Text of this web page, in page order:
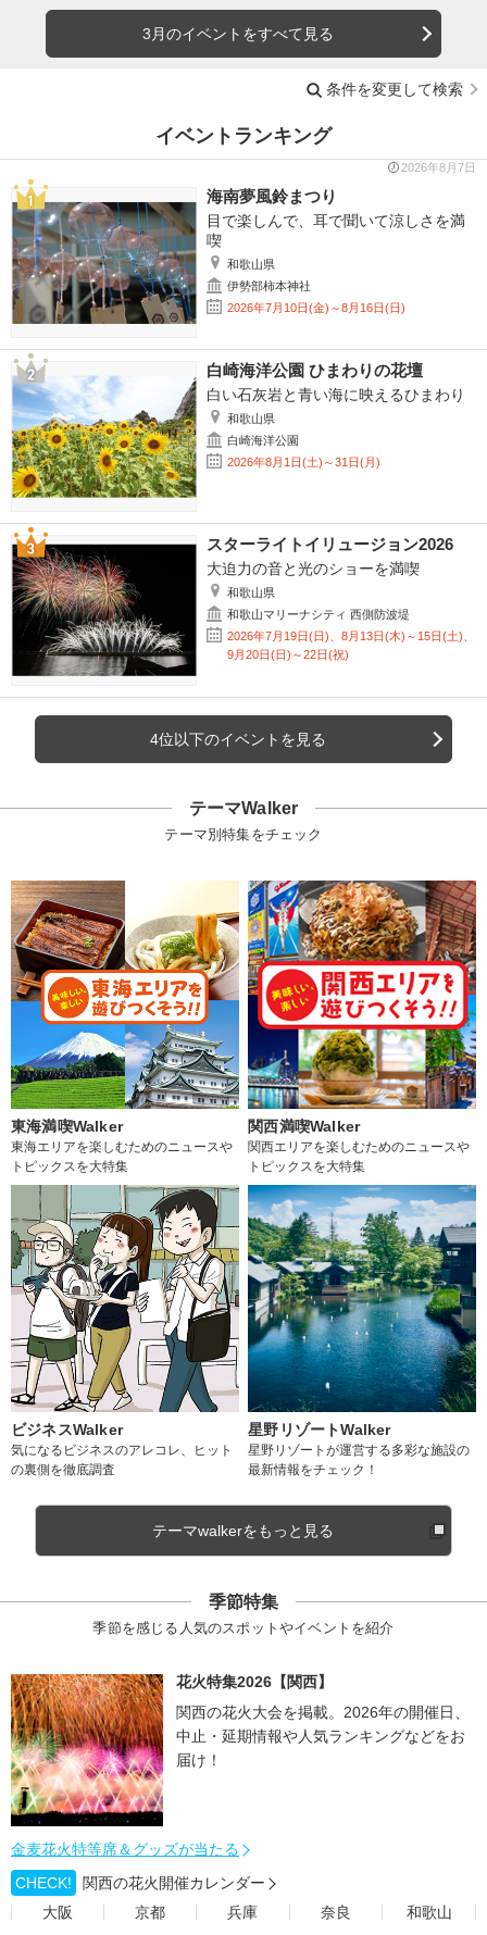
3月のイベントをすべて見る
条件を変更して検索
イベントランキング
2026年8月7日
海南夢風鈴まつり
目で楽しんで、耳で聞いて涼しさを満
喫
和歌山県
伊勢部柿本神社
2026年7月10日(金)～8月16日(日)
白崎海洋公園 ひまわりの花壇
白い石灰岩と青い海に映えるひまわり
和歌山県
白崎海洋公園
2026年8月1日(土)～31日(月)
スターライトイリュージョン2026
大迫力の音と光のショーを満喫
和歌山県
和歌山マリーナシティ 西側防波堤
2026年7月19日(日)、8月13日(木)～15日(土)、
9月20日(日)～22日(祝)
4位以下のイベントを見る
テーマWalker
テーマ別特集をチェック
東海満喫Walker
東海エリアを楽しむためのニュースや
トピックスを大特集
関西満喫Walker
関西エリアを楽しむためのニュースや
トピックスを大特集
ビジネスWalker
気になるビジネスのアレコレ、ヒット
の裏側を徹底調査
星野リゾートWalker
星野リゾートが運営する多彩な施設の
最新情報をチェック！
テーマwalkerをもっと見る
季節特集
季節を感じる人気のスポットやイベントを紹介
花火特集2026【関西】
関西の花火大会を掲載。2026年の開催日、
中止・延期情報や人気ランキングなどをお
届け！
金麦花火特等席＆グッズが当たる
CHECK!
関西の花火開催カレンダー
大阪
京都 兵庫 奈良
和歌山